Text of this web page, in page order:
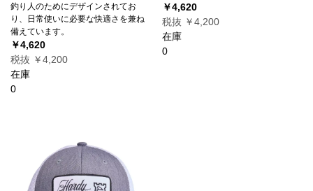
釣り人のためにデザインされてお
り、日常使いに必要な快適さを兼ね
備えています。
￥4,620
税抜 ￥4,200
在庫
0
￥4,620
税抜 ￥4,200
在庫
0